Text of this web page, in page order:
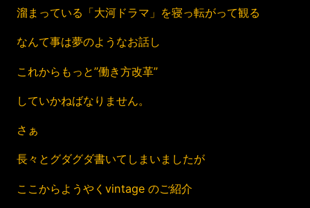
溜まっている「大河ドラマ」を寝っ転がって観る
なんて事は夢のようなお話し
これからもっと”働き方改革”
していかねばなりません。
さぁ
長々とグダグダ書いてしまいましたが
ここからようやくvintage のご紹介